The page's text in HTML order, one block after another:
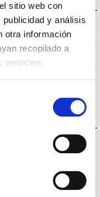
sitio web con
y análisis
otra información
recopilado a
servicios.
3000K
80
Branco